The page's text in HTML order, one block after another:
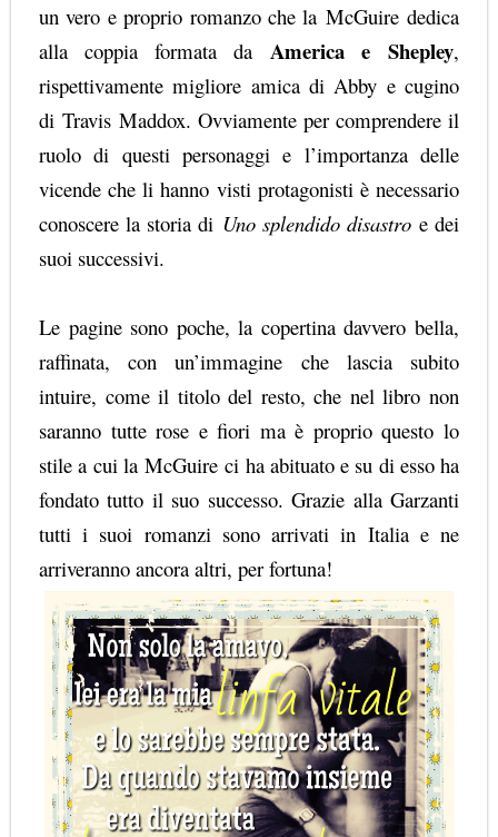
un vero e proprio romanzo che la McGuirededica
alla coppia formata da America e Shepley,
rispettivamente migliore amica di Abby e cugino
di Travis Maddox. Ovviamente per comprendere il
ruolo di questi personaggi e l’importanza delle
vicende che li hanno visti protagonisti è necessario
conoscere la storia di Uno splendido disastroe dei
suoi successivi.
Le pagine sono poche, la copertina davvero bella,
raffinata, con un’immagine che lascia subito
intuire, come il titolo del resto, che nel libro non
saranno tutte rose e fiori ma è proprio questo lo
stile a cui la McGuire ci ha abituato e su di esso ha
fondato tutto il suo successo. Grazie alla Garzanti
tutti i suoi romanzi sono arrivati in Italia e ne
arriveranno ancora altri, per fortuna!